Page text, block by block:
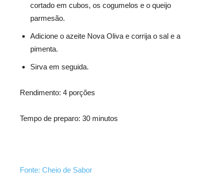
cortado em cubos, os cogumelos e o queijo
parmesão.
Adicione o azeite Nova Oliva e corrija o sal e a
pimenta.
Sirva em seguida.
Rendimento: 4 porções
Tempo de preparo: 30 minutos
Fonte: Cheio de Sabor